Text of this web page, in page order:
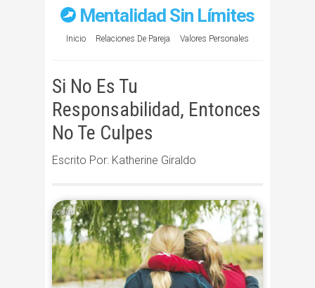
Mentalidad Sin Límites
Inicio Relaciones De Pareja Valores Personales
Si No Es Tu
Responsabilidad, Entonces
No Te Culpes
Escrito Por: Katherine Giraldo